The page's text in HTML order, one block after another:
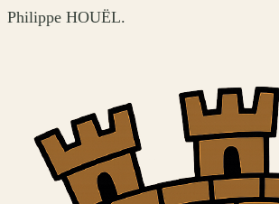
Philippe HOUËL.